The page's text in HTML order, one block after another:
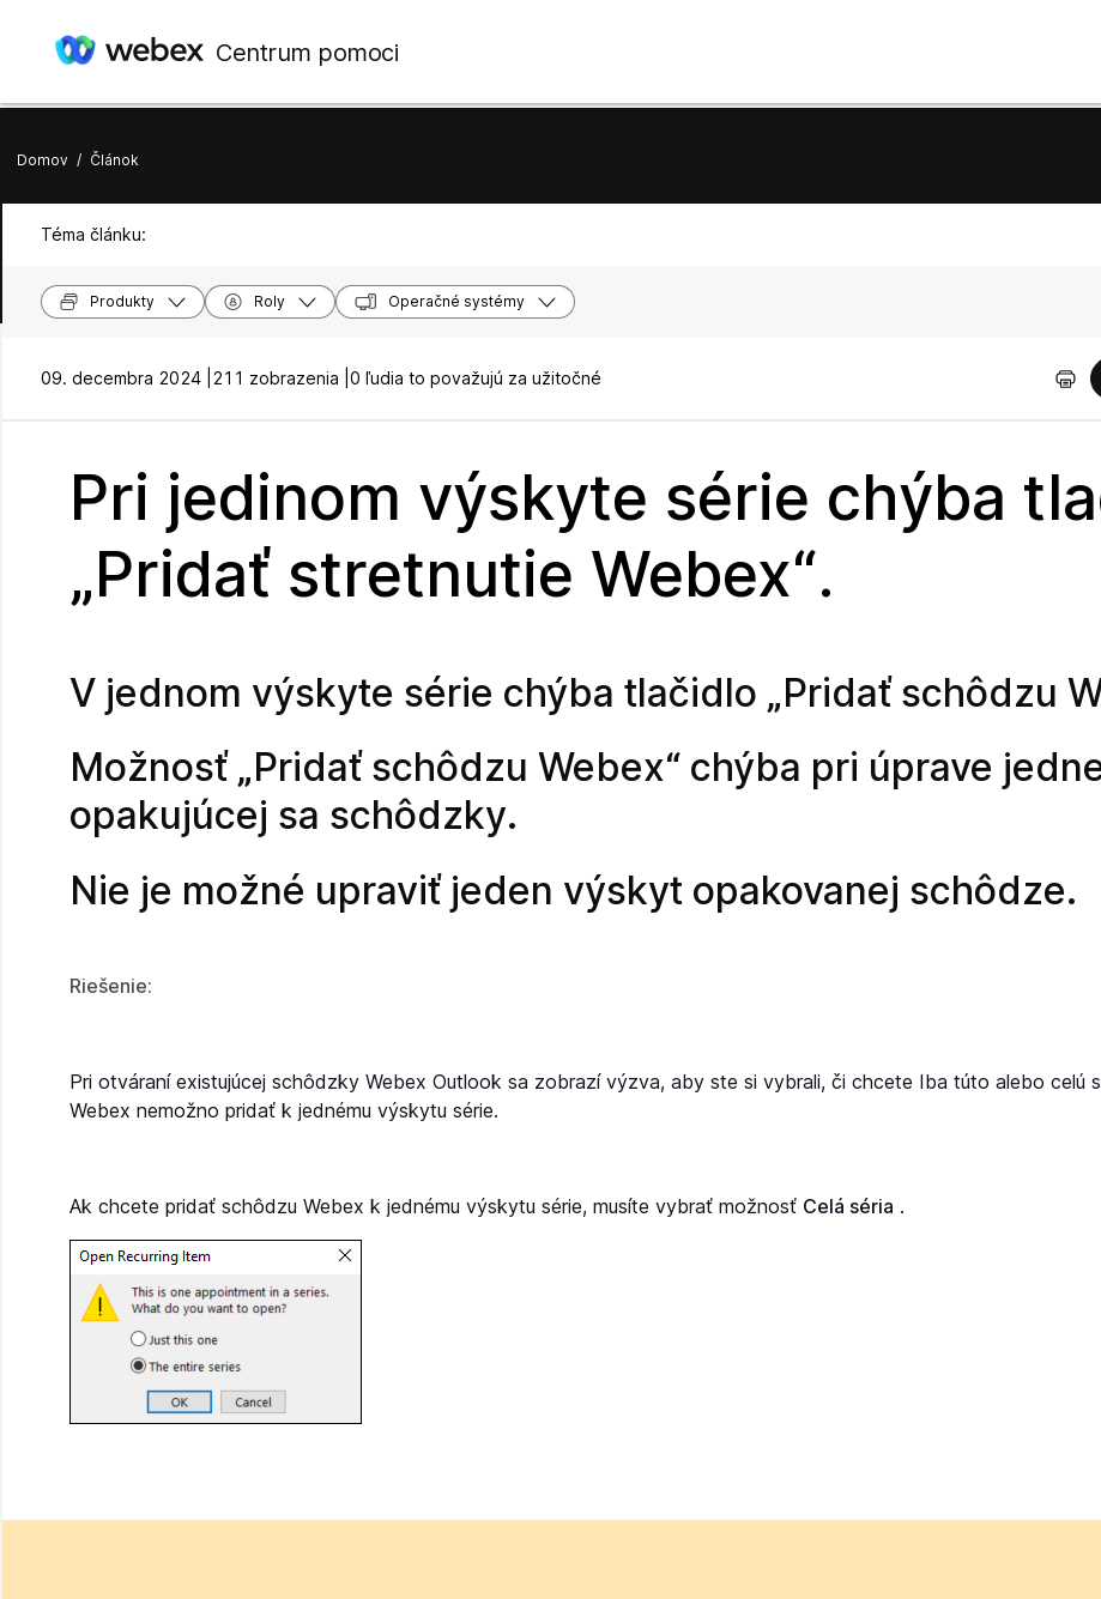
Centrum pomoci
Domov / Článok
Téma článku:
Produkty Roly Operačné systémy
09. decembra 2024 | 211 zobrazenia | 0 ľudia to považujú za užitočné
Pri jedinom výskyte série chýba
„Pridať stretnutie Webex“.
V jednom výskyte série chýba tlačidlo „Pridať schôdzu
Možnosť „Pridať schôdzu Webex“ chýba pri úprave
opakujúcej sa schôdzky.
Nie je možné upraviť jeden výskyt opakovanej schôdze.
Riešenie:
Pri otváraní existujúcej schôdzky Webex Outlook sa zobrazí výzva, aby ste si vybrali, či chcete Iba túto alebo celú
Webex nemožno pridať k jednému výskytu série.
Ak chcete pridať schôdzu Webex k jednému výskytu série, musíte vybrať možnosť Celá séria .